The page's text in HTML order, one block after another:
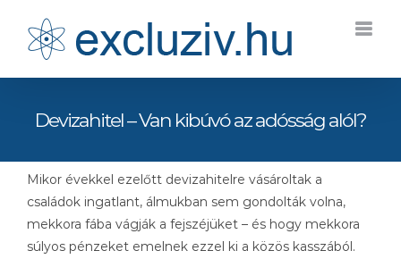
Devizahitel – Van kibúvó az adósság alól?
Mikor évekkel ezelőtt devizahitelre vásároltak a
családok ingatlant, álmukban sem gondolták volna,
mekkora fába vágják a fejszéjüket – és hogy mekkora
súlyos pénzeket emelnek ezzel ki a közös kasszából.